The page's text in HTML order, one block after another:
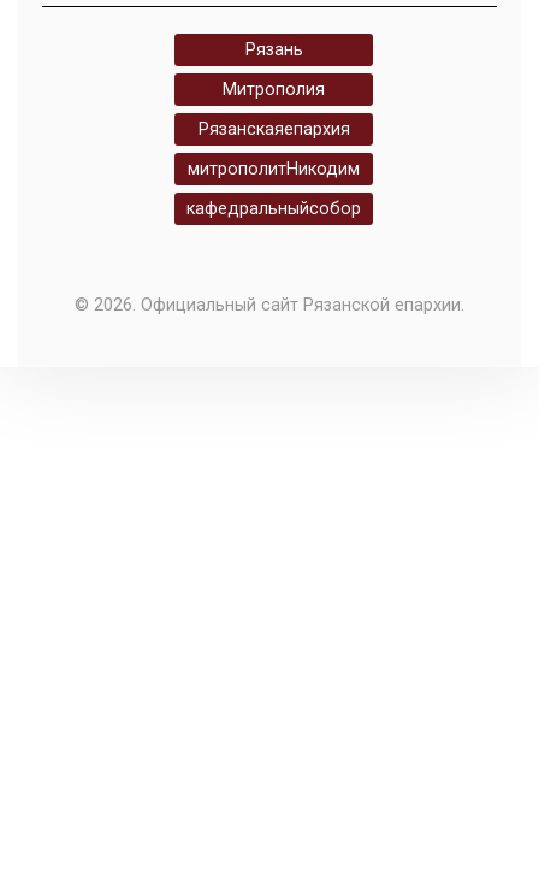
Рязань
Митрополия
Рязанскаяепархия
митрополитНикодим
кафедральныйсобор
© 2026. Официальный сайт Рязанской епархии.